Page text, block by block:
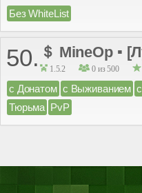
Без WhiteList
50. ＄ MineOp ▪
1.5.2 0 из 500
с Донатом с Выживанием
Тюрьма PvP